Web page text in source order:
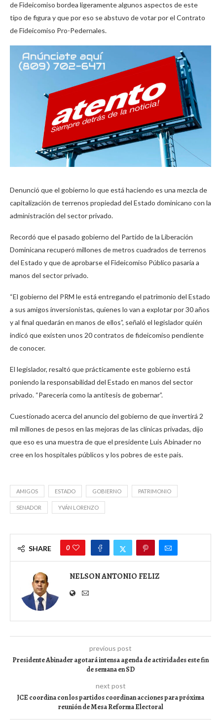
de Fideicomiso bordea ligeramente algunos aspectos de este
tipo de figura y que por eso se abstuvo de votar por el Contrato
de Fideicomiso Pro-Pedernales.
Denunció que el gobierno lo que está haciendo es una mezcla de
capitalización de terrenos propiedad del Estado dominicano con la
administración del sector privado.
Recordó que el pasado gobierno del Partido de la Liberación
Dominicana recuperó millones de metros cuadrados de terrenos
del Estado y que de aprobarse el Fideicomiso Público pasaría a
manos del sector privado.
“El gobierno del PRM le está entregando el patrimonio del Estado
a sus amigos inversionistas, quienes lo van a explotar por 30 años
y al final quedarán en manos de ellos”, señaló el legislador quién
indicó que existen unos 20 contratos de fideicomiso pendiente
de conocer.
El legislador, resaltó que prácticamente este gobierno está
poniendo la responsabilidad del Estado en manos del sector
privado. “Parecería como la antítesis de gobernar”.
Cuestionado acerca del anuncio del gobierno de que invertirá 2
mil millones de pesos en las mejoras de las clínicas privadas, dijo
que eso es una muestra de que el presidente Luis Abinader no
cree en los hospitales públicos y los pobres de este país.
AMIGOS ESTADO GOBIERNO PATRIMONIO
SENADOR YVÁN LORENZO
SHARE 0
NELSON ANTONIO FELIZ
previous post
Presidente Abinader agotará intensa agenda de actividades este fin
de semana en SD
next post
JCE coordina con los partidos coordinan acciones para próxima
reunión de Mesa Reforma Electoral